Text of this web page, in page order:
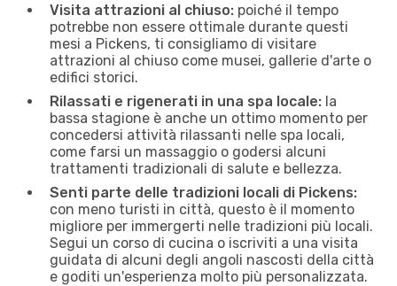
Visita attrazioni al chiuso: poiché il tempo
potrebbe non essere ottimale durante questi
mesi a Pickens, ti consigliamo di visitare
attrazioni al chiuso come musei, gallerie d'arte o
edifici storici.
Rilassati e rigenerati in una spa locale: la
bassa stagione è anche un ottimo momento per
concedersi attività rilassanti nelle spa locali,
come farsi un massaggio o godersi alcuni
trattamenti tradizionali di salute e bellezza.
Senti parte delle tradizioni locali di Pickens:
con meno turisti in città, questo è il momento
migliore per immergerti nelle tradizioni più locali.
Segui un corso di cucina o iscriviti a una visita
guidata di alcuni degli angoli nascosti della città
e goditi un'esperienza molto più personalizzata.